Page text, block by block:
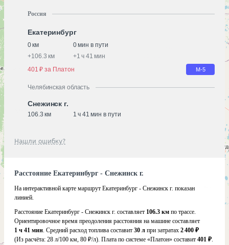
Россия
Екатеринбург
0 км
0 мин в пути
+106.3 км +1 ч 41 мин
401 ₽ за Платон
М-5
Челябинская область
Снежинск г.
106.3 км 1 ч 41 мин в пути
Нашли ошибку?
Расстояние Екатеринбург - Снежинск г.
На интерактивной карте маршрут Екатеринбург - Снежинск г. показан
линией.
Расстояние Екатеринбург - Снежинск г. составляет 106.3 км по трассе.
Ориентировочное время преодоления расстояния на машине составляет
1 ч 41 мин. Средний расход топлива составит 30 л при затратах 2 400 ₽
(Из расчёта: 28 л/100 км, 80 ₽/л). Плата по системе «Платон» составит 401 ₽.